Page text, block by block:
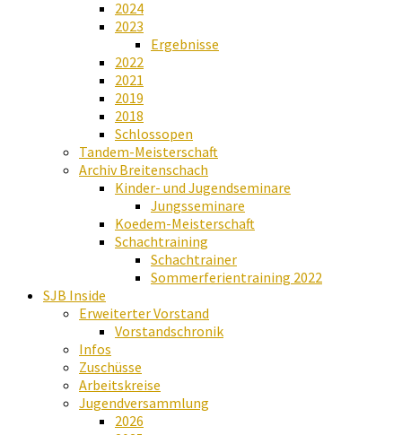
2024
2023
Ergebnisse
2022
2021
2019
2018
Schlossopen
Tandem-Meisterschaft
Archiv Breitenschach
Kinder- und Jugendseminare
Jungsseminare
Koedem-Meisterschaft
Schachtraining
Schachtrainer
Sommerferientraining 2022
SJB Inside
Erweiterter Vorstand
Vorstandschronik
Infos
Zuschüsse
Arbeitskreise
Jugendversammlung
2026